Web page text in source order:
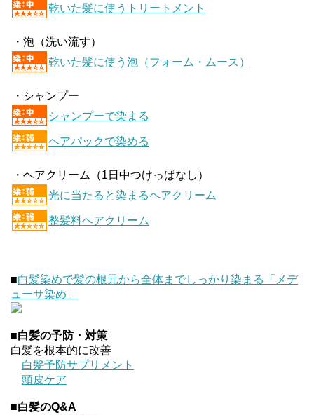
乾いた髪に使うトリートメント
・泡（洗い流す）
乾いた髪に使う泡（フォーム・ムース）
・シャンプー
シャンプーで染まる
ヘアパックで染める
・ヘアクリーム（1日中つけっぱなし）
光に当たると染まるヘアクリーム
整髪料ヘアクリーム
■白髪染めで髪の根元から全体までしっかり染まる「メデ
ューサ染め」
■白髪の予防・対策
白髪を根本的に改善
白髪予防サプリメント
頭皮ケア
■白髪のQ&A